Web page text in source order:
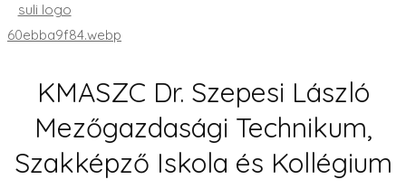
KMASZC Dr. Szepesi László
Mezőgazdasági Technikum,
Szakképző Iskola és Kollégium